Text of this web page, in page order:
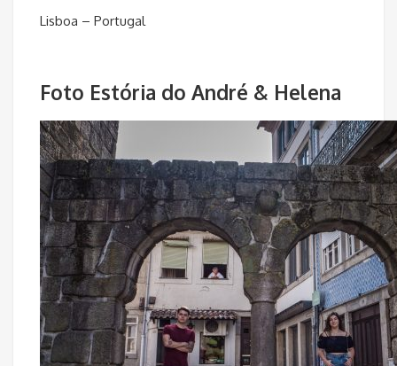
Lisboa – Portugal
Foto Estória do André & Helena